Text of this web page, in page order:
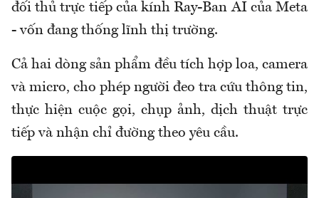
đối thủ trực tiếp của kính Ray-Ban AI của Meta
- vốn đang thống lĩnh thị trường.
Cả hai dòng sản phẩm đều tích hợp loa, camera
và micro, cho phép người đeo tra cứu thông tin,
thực hiện cuộc gọi, chụp ảnh, dịch thuật trực
tiếp và nhận chỉ đường theo yêu cầu.